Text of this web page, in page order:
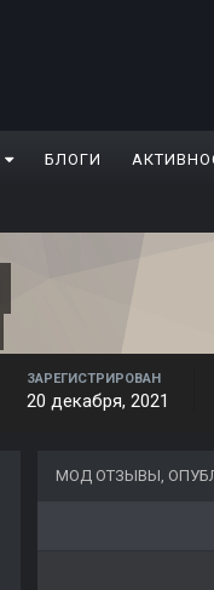
БЛОГИ
ЗАРЕГИСТРИРОВАН
20 декабря, 2021
МОД ОТЗЫВЫ,